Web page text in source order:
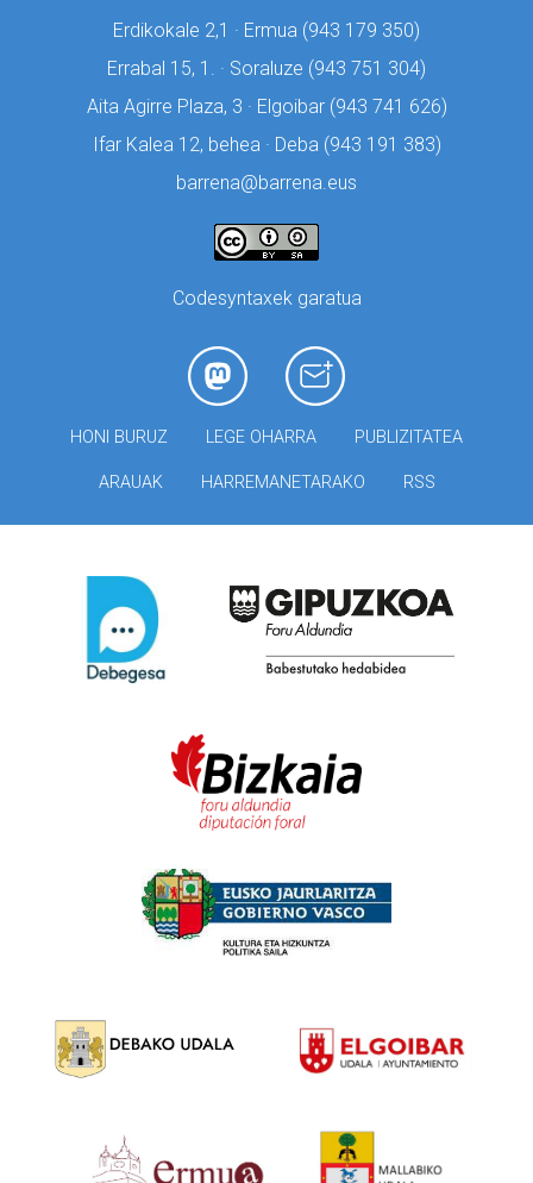
Erdikokale 2,1 · Ermua (943 179 350)
Errabal 15, 1. · Soraluze (943 751 304)
Aita Agirre Plaza, 3 · Elgoibar (943 741 626)
Ifar Kalea 12, behea · Deba (943 191 383)
barrena@barrena.eus
Codesyntaxek garatua
HONI BURUZ LEGE OHARRA PUBLIZITATEA
ARAUAK HARREMANETARAKO RSS